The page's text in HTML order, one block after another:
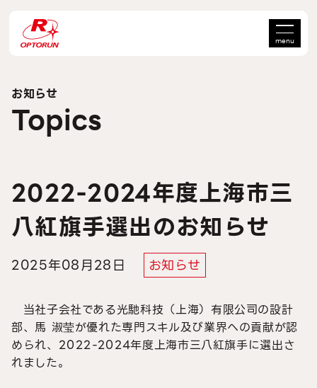
menu
お知らせ
Topics
2022-2024年度上海市三
八紅旗手選出のお知らせ
2025年08月28日 お知らせ
当社子会社である光馳科技（上海）有限公司の設計
部、馬 淑莹が優れた専門スキル及び業界への貢献が認
められ、2022-2024年度上海市三八紅旗手に選出さ
れました。